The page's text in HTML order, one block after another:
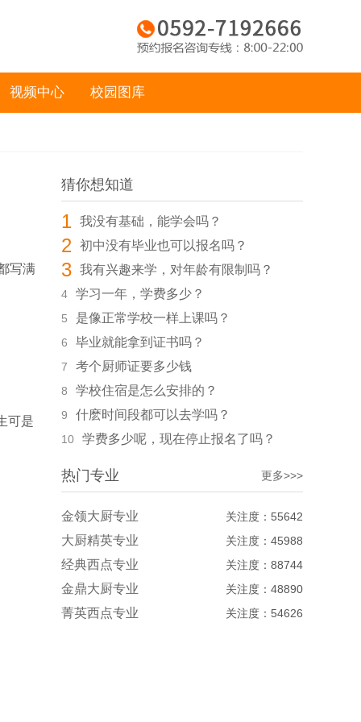
视频中心 校园图库
写满
可是
猜你想知道
1 我没有基础，能学会吗？
2 初中没有毕业也可以报名吗？
3 我有兴趣来学，对年龄有限制吗？
4 学习一年，学费多少？
5 是像正常学校一样上课吗？
6 毕业就能拿到证书吗？
7 考个厨师证要多少钱
8 学校住宿是怎么安排的？
9 什麽时间段都可以去学吗？
10 学费多少呢，现在停止报名了吗？
热门专业 更多>>>
金领大厨专业 关注度：55642
大厨精英专业 关注度：45988
经典西点专业 关注度：88744
金鼎大厨专业 关注度：48890
菁英西点专业 关注度：54626